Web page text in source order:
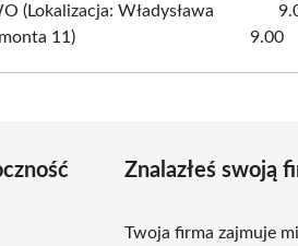
(Lokalizacja: Władysława
11)
9.00
Znalazłeś swoją
Twoja firma zajmuje